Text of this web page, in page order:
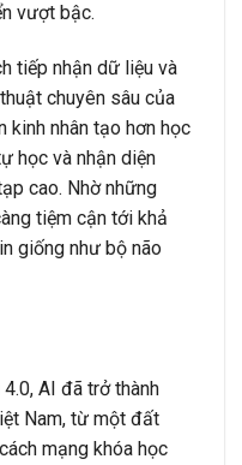
vượt bậc.
tiếp nhận dữ liệu và
chuyên sâu của
kinh nhân tạo hơn học
học và nhận diện
cao. Nhờ những
tiệm cận tới khả
giống như bộ não
AI đã trở thành
Nam, từ một đất
mạng khóa học